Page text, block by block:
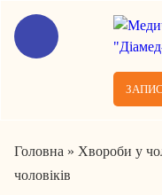
Головна » Хвороби у
чоловіків